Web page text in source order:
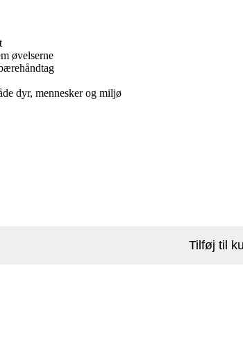
øvelserne
dyr, mennesker og miljø
Tilføj til